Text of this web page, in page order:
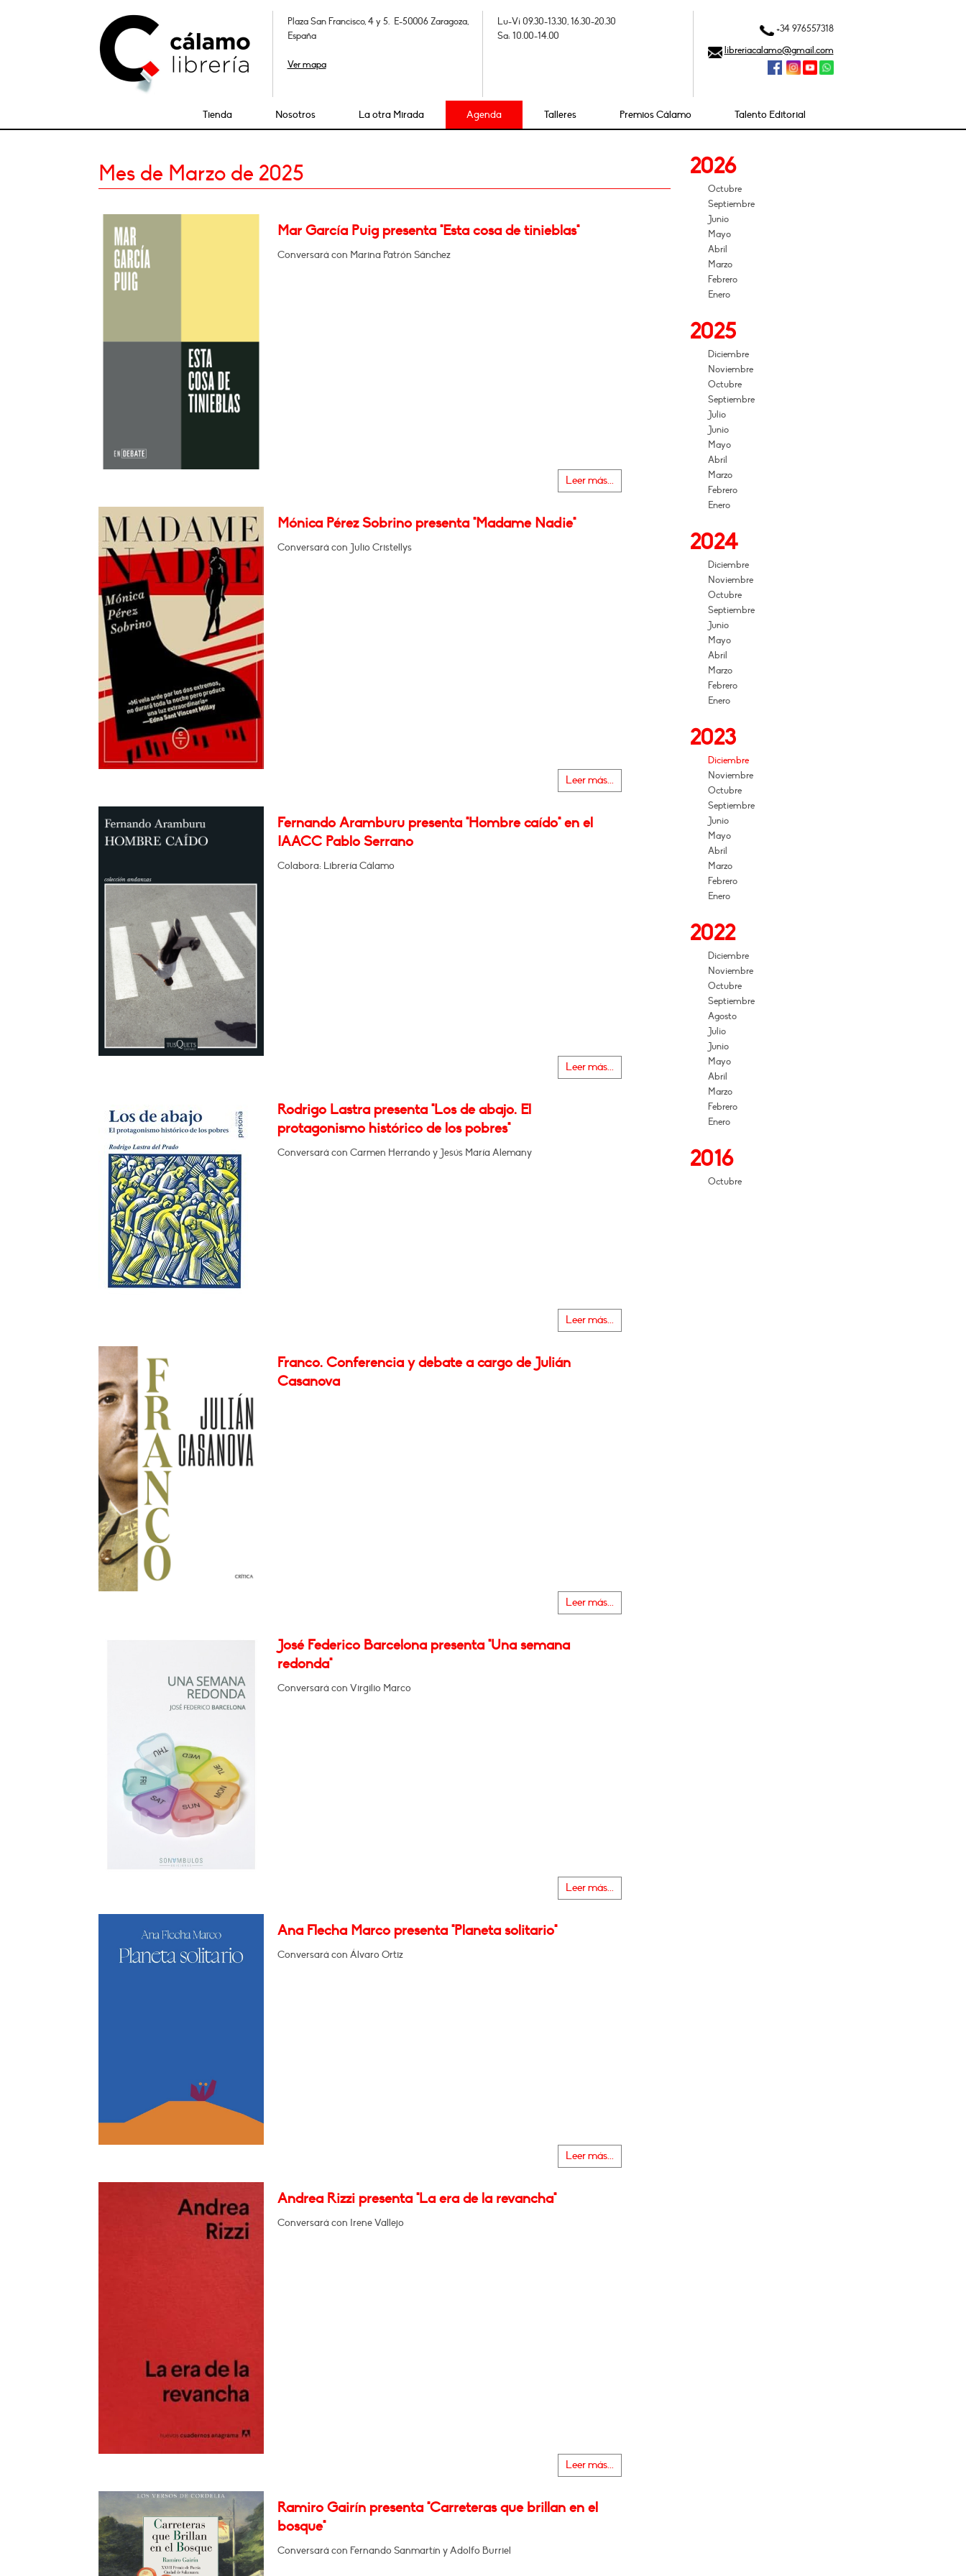
Plaza San Francisco, 4 y 5. E-50006 Zaragoza,
España
Ver mapa
Lu-Vi 09.30-13.30, 16.30-20.30
Sa: 10.00-14.00
+34 976557318
libreriacalamo@gmail.com
Tienda Nosotros La otra Mirada Agenda Talleres Premios Cálamo Talento Editorial
Mes de Marzo de 2025
Mar García Puig presenta "Esta cosa de tinieblas"
Conversará con Marina Patrón Sánchez
Leer más...
Mónica Pérez Sobrino presenta "Madame Nadie"
Conversará con Julio Cristellys
Leer más...
Fernando Aramburu presenta "Hombre caído" en el
IAACC Pablo Serrano
Colabora: Librería Cálamo
Leer más...
Rodrigo Lastra presenta "Los de abajo. El
protagonismo histórico de los pobres"
Conversará con Carmen Herrando y Jesús María Alemany
Leer más...
Franco. Conferencia y debate a cargo de Julián
Casanova
Leer más...
José Federico Barcelona presenta "Una semana
redonda"
Conversará con Virgilio Marco
Leer más...
Ana Flecha Marco presenta "Planeta solitario"
Conversará con Álvaro Ortiz
Leer más...
Andrea Rizzi presenta "La era de la revancha"
Conversará con Irene Vallejo
Leer más...
Ramiro Gairín presenta "Carreteras que brillan en el
bosque"
Conversará con Fernando Sanmartín y Adolfo Burriel
2026
Octubre
Septiembre
Junio
Mayo
Abril
Marzo
Febrero
Enero
2025
Diciembre
Noviembre
Octubre
Septiembre
Julio
Junio
Mayo
Abril
Marzo
Febrero
Enero
2024
Diciembre
Noviembre
Octubre
Septiembre
Junio
Mayo
Abril
Marzo
Febrero
Enero
2023
Diciembre
Noviembre
Octubre
Septiembre
Junio
Mayo
Abril
Marzo
Febrero
Enero
2022
Diciembre
Noviembre
Octubre
Septiembre
Agosto
Julio
Junio
Mayo
Abril
Marzo
Febrero
Enero
2016
Octubre